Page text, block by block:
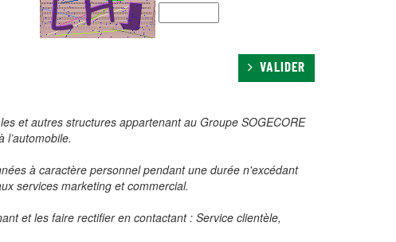
VALIDER
et autres structures appartenant au Groupe SOGECORE
à caractère personnel pendant une durée n'excédant
services marketing et commercial.
et les faire rectifier en contactant : Service clientèle,